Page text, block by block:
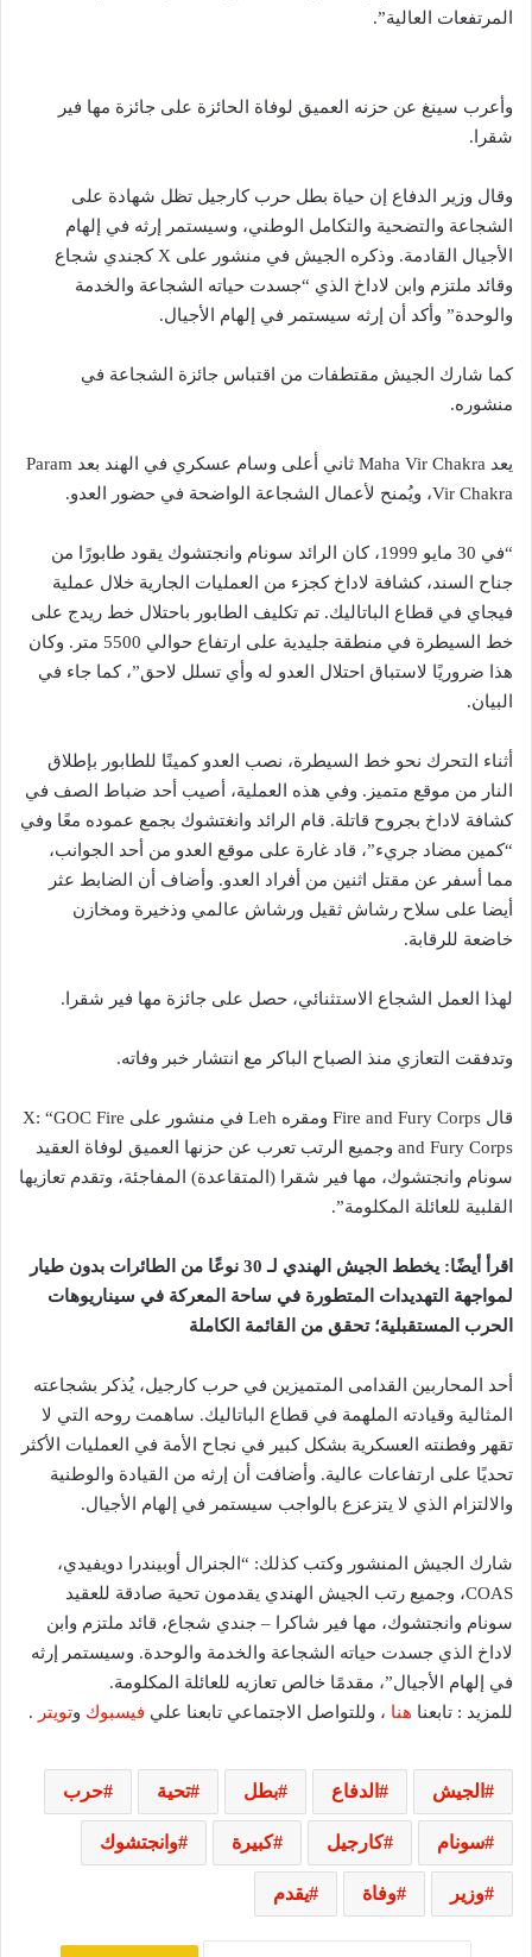
المرتفعات العالية”.
وأعرب سينغ عن حزنه العميق لوفاة الحائزة على جائزة مها فير
شقرا.
وقال وزير الدفاع إن حياة بطل حرب كارجيل تظل شهادة على
الشجاعة والتضحية والتكامل الوطني، وسيستمر إرثه في إلهام
الأجيال القادمة. وذكره الجيش في منشور على X كجندي شجاع
وقائد ملتزم وابن لاداخ الذي “جسدت حياته الشجاعة والخدمة
والوحدة” وأكد أن إرثه سيستمر في إلهام الأجيال.
كما شارك الجيش مقتطفات من اقتباس جائزة الشجاعة في
منشوره.
يعد Maha Vir Chakra ثاني أعلى وسام عسكري في الهند بعد Param
Vir Chakra، ويُمنح لأعمال الشجاعة الواضحة في حضور العدو.
“في 30 مايو 1999، كان الرائد سونام وانجتشوك يقود طابورًا من
جناح السند، كشافة لاداخ كجزء من العمليات الجارية خلال عملية
فيجاي في قطاع الباتاليك. تم تكليف الطابور باحتلال خط ريدج على
خط السيطرة في منطقة جليدية على ارتفاع حوالي 5500 متر. وكان
هذا ضروريًا لاستباق احتلال العدو له وأي تسلل لاحق”، كما جاء في
البيان.
أثناء التحرك نحو خط السيطرة، نصب العدو كمينًا للطابور بإطلاق
النار من موقع متميز. وفي هذه العملية، أصيب أحد ضباط الصف في
كشافة لاداخ بجروح قاتلة. قام الرائد وانغتشوك بجمع عموده معًا وفي
“كمين مضاد جريء”، قاد غارة على موقع العدو من أحد الجوانب،
مما أسفر عن مقتل اثنين من أفراد العدو. وأضاف أن الضابط عثر
أيضا على سلاح رشاش ثقيل ورشاش عالمي وذخيرة ومخازن
خاضعة للرقابة.
لهذا العمل الشجاع الاستثنائي، حصل على جائزة مها فير شقرا.
وتدفقت التعازي منذ الصباح الباكر مع انتشار خبر وفاته.
قال Fire and Fury Corps ومقره Leh في منشور على X: “GOC Fire
and Fury Corps وجميع الرتب تعرب عن حزنها العميق لوفاة العقيد
سونام وانجتشوك، مها فير شقرا (المتقاعدة) المفاجئة، وتقدم تعازيها
القلبية للعائلة المكلومة”.
اقرأ أيضًا: يخطط الجيش الهندي لـ 30 نوعًا من الطائرات بدون طيار
لمواجهة التهديدات المتطورة في ساحة المعركة في سيناريوهات
الحرب المستقبلية؛ تحقق من القائمة الكاملة
أحد المحاربين القدامى المتميزين في حرب كارجيل، يُذكر بشجاعته
المثالية وقيادته الملهمة في قطاع الباتاليك. ساهمت روحه التي لا
تقهر وفطنته العسكرية بشكل كبير في نجاح الأمة في العمليات الأكثر
تحديًا على ارتفاعات عالية. وأضافت أن إرثه من القيادة والوطنية
والالتزام الذي لا يتزعزع بالواجب سيستمر في إلهام الأجيال.
شارك الجيش المنشور وكتب كذلك: “الجنرال أوبيندرا دويفيدي،
COAS، وجميع رتب الجيش الهندي يقدمون تحية صادقة للعقيد
سونام وانجتشوك، مها فير شاكرا – جندي شجاع، قائد ملتزم وابن
لاداخ الذي جسدت حياته الشجاعة والخدمة والوحدة. وسيستمر إرثه
في إلهام الأجيال”، مقدمًا خالص تعازيه للعائلة المكلومة.
للمزيد : تابعنا هنا ، وللتواصل الاجتماعي تابعنا علي فيسبوك وتويتر .
الجيش الدفاع بطل تحية حرب
سونام كارجيل كبيرة وانجتشوك
وزير وفاة يقدم